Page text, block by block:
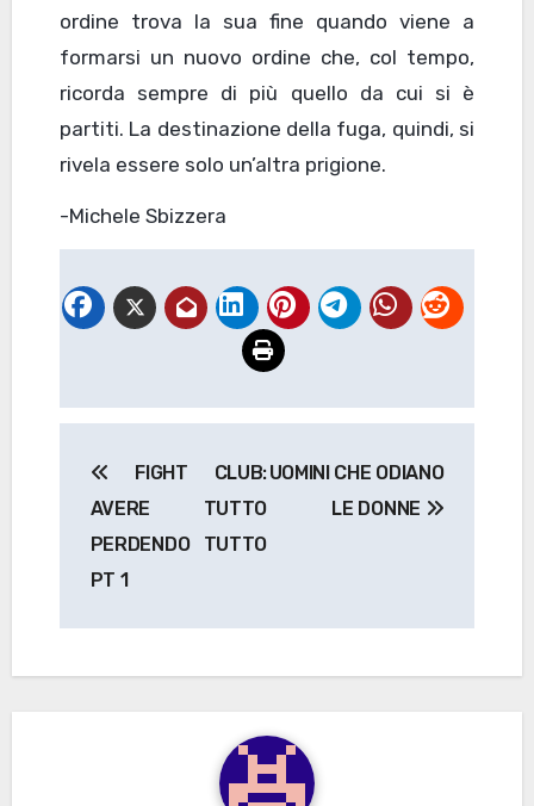
ordine trova la sua fine quando viene a
formarsi un nuovo ordine che, col tempo,
ricorda sempre di più quello da cui si è
partiti. La destinazione della fuga, quindi, si
rivela essere solo un’altra prigione.
-Michele Sbizzera
articoli
FIGHT CLUB:
AVERE TUTTO
PERDENDO TUTTO
PT 1
UOMINI CHE ODIANO
LE DONNE